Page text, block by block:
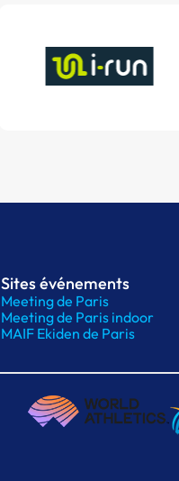
Sites événements
Meeting de Paris
Meeting de Paris indoor
MAIF Ekiden de Paris